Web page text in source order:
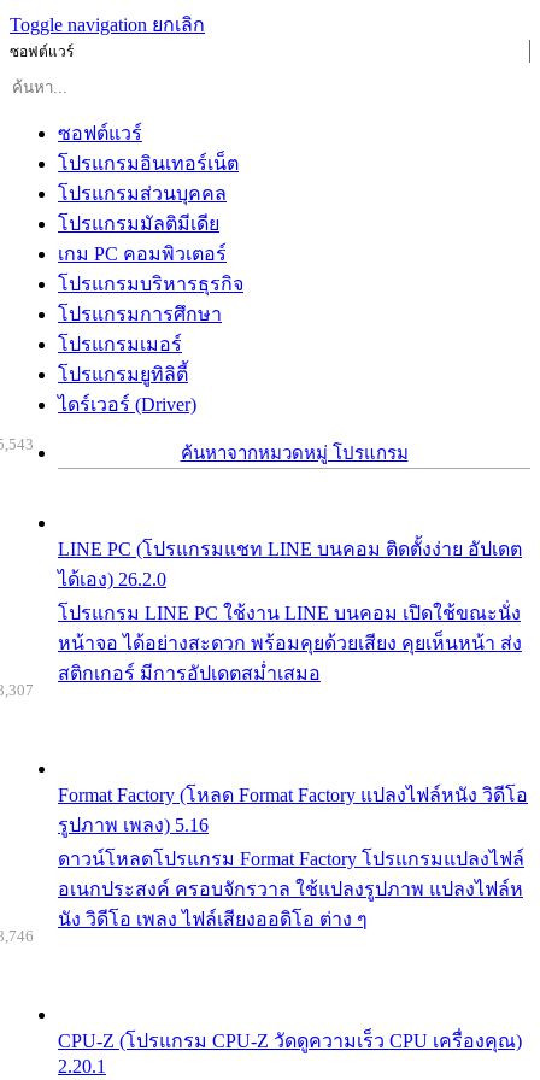
Toggle navigation ยกเลิก
ซอฟต์แวร์
ซอฟต์แวร์
โปรแกรมอินเทอร์เน็ต
โปรแกรมส่วนบุคคล
โปรแกรมมัลติมีเดีย
เกม PC คอมพิวเตอร์
โปรแกรมบริหารธุรกิจ
โปรแกรมการศึกษา
โปรแกรมเมอร์
โปรแกรมยูทิลิตี้
ไดร์เวอร์ (Driver)
ค้นหาจากหมวดหมู่ โปรแกรม
LINE PC (โปรแกรมแชท LINE บนคอม ติดตั้งง่าย อัปเดต
ได้เอง) 26.2.0
โปรแกรม LINE PC ใช้งาน LINE บนคอม เปิดใช้ขณะนั่ง
หน้าจอ ได้อย่างสะดวก พร้อมคุยด้วยเสียง คุยเห็นหน้า ส่ง
สติกเกอร์ มีการอัปเดตสม่ำเสมอ
Format Factory (โหลด Format Factory แปลงไฟล์หนัง วิดีโอ
รูปภาพ เพลง) 5.16
ดาวน์โหลดโปรแกรม Format Factory โปรแกรมแปลงไฟล์
อเนกประสงค์ ครอบจักรวาล ใช้แปลงรูปภาพ แปลงไฟล์ห
นัง วิดีโอ เพลง ไฟล์เสียงออดิโอ ต่าง ๆ
CPU-Z (โปรแกรม CPU-Z วัดดูความเร็ว CPU เครื่องคุณ)
2.20.1